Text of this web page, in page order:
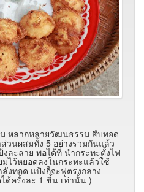
หลากหลายวัฒนธรรม สืบทอด
วนผสมทั้ง 5 อย่างรวมกันแล้ว
ละลาย พอได้ที่ นำกระทะตั้งไฟ
ไว้หยอดลงในกระทะแล้วใช้
งทอด แป้งก็จะฟูตรงกลาง
ด้ครั้งละ 1 ชิ้น เท่านั้น )